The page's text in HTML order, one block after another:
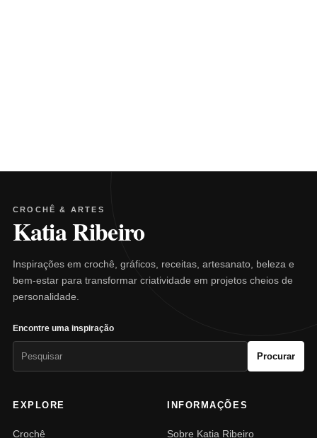
CROCHÊ & ARTES
Katia Ribeiro
Inspirações em crochê, gráficos, receitas, artesanato, beleza e
bem-estar para transformar criatividade em projetos cheios de
personalidade.
Encontre uma inspiração
Procurar
EXPLORE
Crochê
INFORMAÇÕES
Sobre Katia Ribeiro